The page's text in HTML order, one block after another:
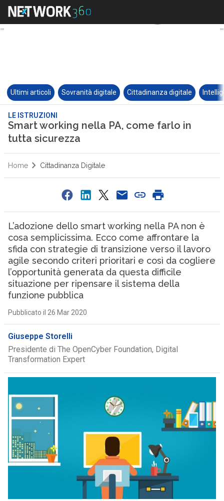
Ultimi articoli Sovranità digitale Cittadinanza digitale
LE ISTRUZIONI
Smart working nella PA, come farlo in
tutta sicurezza
Home Cittadinanza Digitale
L’adozione dello smart working nella PA non è
cosa semplicissima. Ecco come affrontare la
sfida con strategie di transizione verso il lavoro
agile secondo criteri prioritari e così da cogliere
l’opportunità generata da questa difficile
situazione per ripensare il sistema della
funzione pubblica
Pubblicato il 26 Mar 2020
Giuseppe Storelli
Presidente di The OpenCyber Foundation, Digital
Transformation Expert